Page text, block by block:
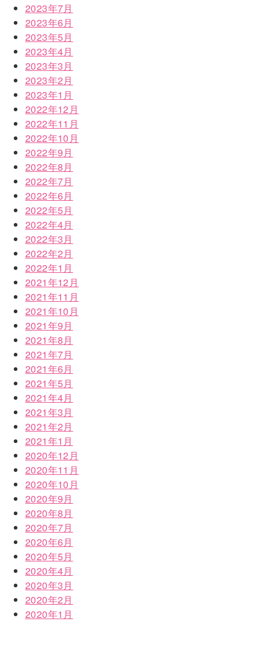
2023年7月
2023年6月
2023年5月
2023年4月
2023年3月
2023年2月
2023年1月
2022年12月
2022年11月
2022年10月
2022年9月
2022年8月
2022年7月
2022年6月
2022年5月
2022年4月
2022年3月
2022年2月
2022年1月
2021年12月
2021年11月
2021年10月
2021年9月
2021年8月
2021年7月
2021年6月
2021年5月
2021年4月
2021年3月
2021年2月
2021年1月
2020年12月
2020年11月
2020年10月
2020年9月
2020年8月
2020年7月
2020年6月
2020年5月
2020年4月
2020年3月
2020年2月
2020年1月